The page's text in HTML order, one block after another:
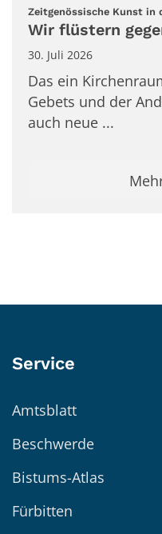
Zeitgenössische Kunst in
Wir flüstern
30. Juli 2026
Das ein
Gebets und der
auch neue ...
Service
Amtsblatt
Beschwerde
Bistums-Atlas
Fürbitten